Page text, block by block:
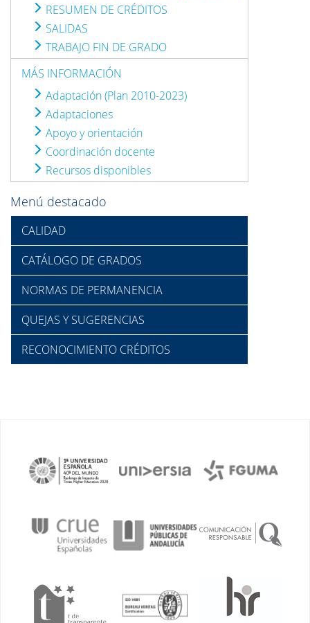
RESUMEN DE CRÉDITOS
SALIDAS
TRABAJO FIN DE GRADO
MÁS INFORMACIÓN
Adaptación (Plan 2010-2023)
Adaptaciones
Apoyo y orientación
Coordinación docente
Recursos disponibles
Menú destacado
CALIDAD
CATÁLOGO DE GRADOS
NORMAS DE PERMANENCIA
QUEJAS Y SUGERENCIAS
RECONOCIMIENTO CRÉDITOS